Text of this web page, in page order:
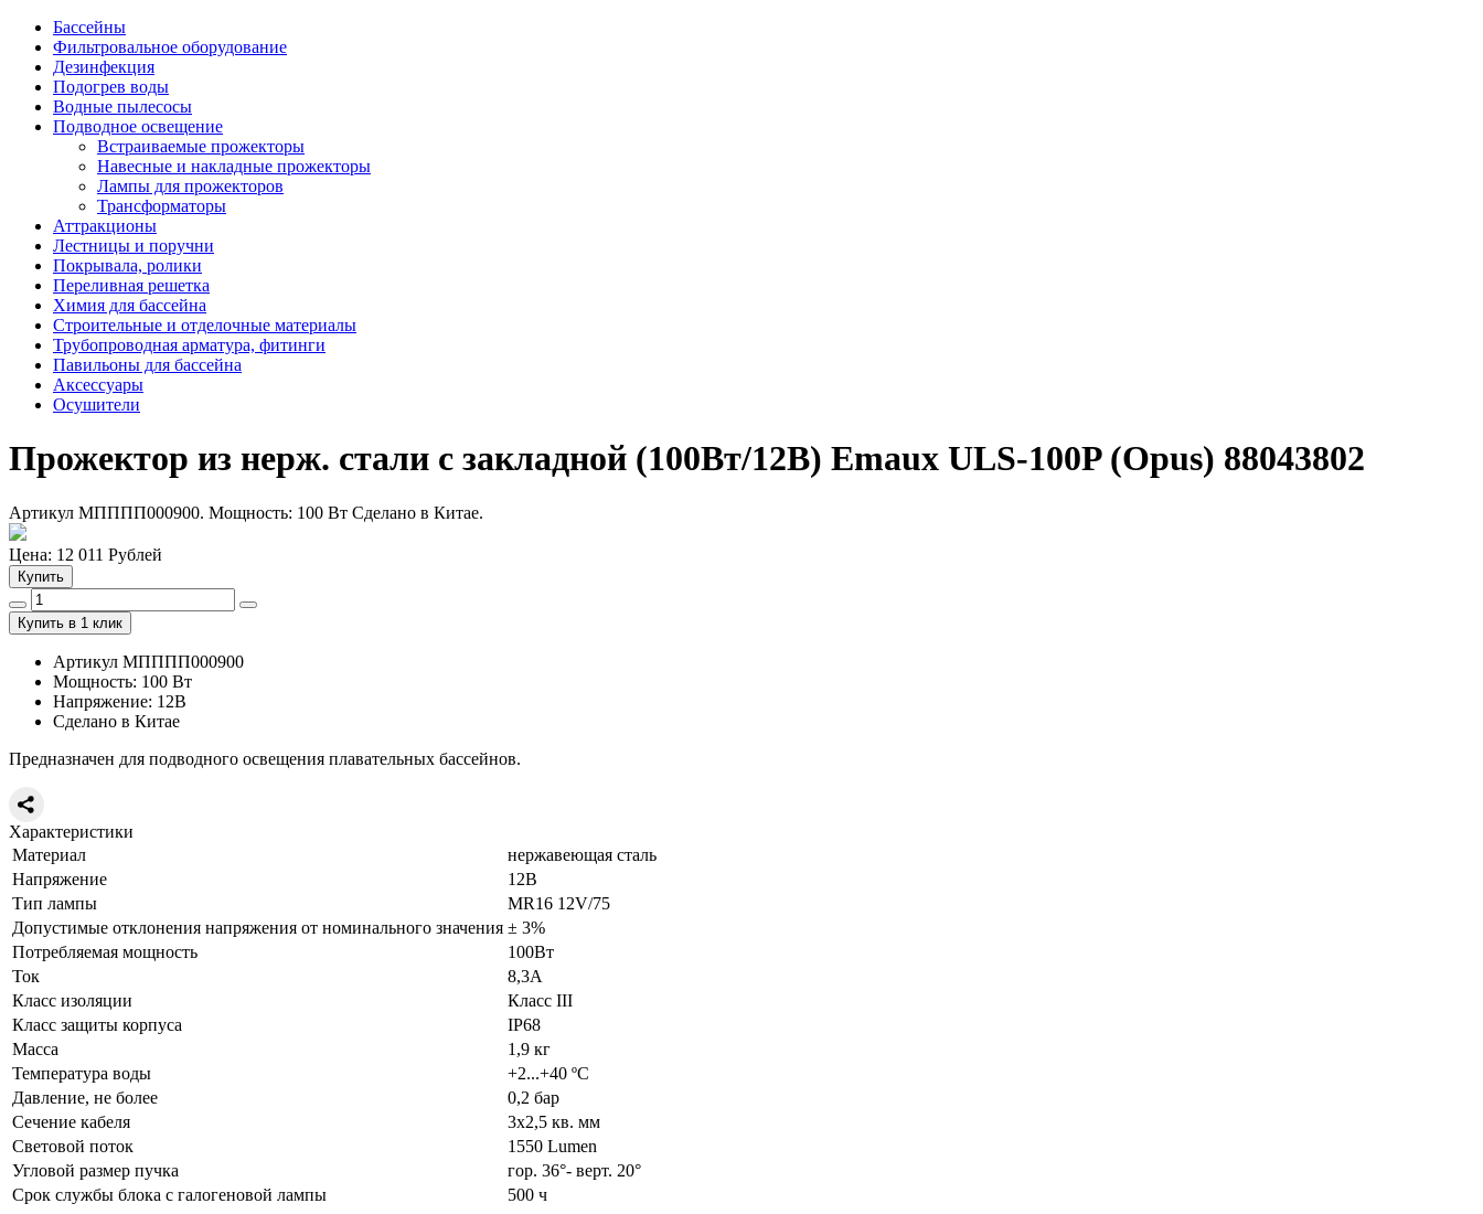
Бассейны
Фильтровальное оборудование
Дезинфекция
Подогрев воды
Водные пылесосы
Подводное освещение
Встраиваемые прожекторы
Навесные и накладные прожекторы
Лампы для прожекторов
Трансформаторы
Аттракционы
Лестницы и поручни
Покрывала, ролики
Переливная решетка
Химия для бассейна
Строительные и отделочные материалы
Трубопроводная арматура, фитинги
Павильоны для бассейна
Аксессуары
Осушители
Прожектор из нерж. стали с закладной (100Вт/12В) Emaux ULS-100P (Opus) 88043802
Артикул МПППП000900. Мощность: 100 Вт Сделано в Китае.
Цена: 12 011 Рублей
Купить
Купить в 1 клик
Артикул МПППП000900
Мощность: 100 Вт
Напряжение: 12В
Сделано в Китае
Предназначен для подводного освещения плавательных бассейнов.
Характеристики
Материал
нержавеющая сталь
Напряжение
12В
Тип лампы
MR16 12V/75
Допустимые отклонения напряжения от номинального значения ± 3%
Потребляемая мощность
100Вт
Ток
8,3А
Класс изоляции
Класс III
Класс защиты корпуса
IP68
Масса
1,9 кг
Температура воды
+2...+40 ºC
Давление, не более
0,2 бар
Сечение кабеля
3x2,5 кв. мм
Световой поток
1550 Lumen
Угловой размер пучка
гор. 36°- верт. 20°
Срок службы блока с галогеновой лампы
500 ч